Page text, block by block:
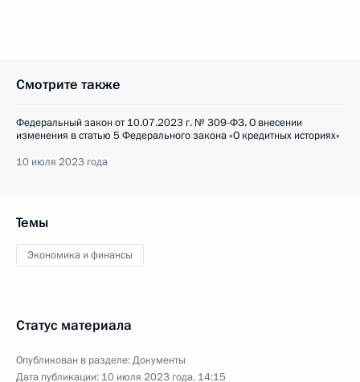
Смотрите также
Федеральный закон от 10.07.2023 г. № 309-ФЗ. О внесении
изменения в статью 5 Федерального закона «О кредитных историях»
10 июля 2023 года
Темы
Экономика и финансы
Статус материала
Опубликован в разделе:Документы
Дата публикации: 10 июля 2023 года, 14:15